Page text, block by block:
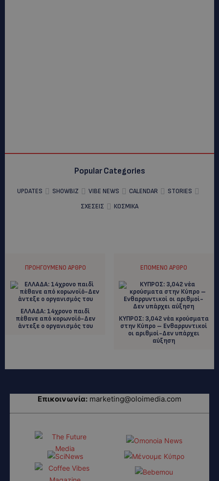
Popular Categories
UPDATES SHOWBIZ VIBE NEWS CALENDAR
STORIES
ΣΧΕΣΕΙΣ
ΚΟΣΜΙΚΑ
ΠΡΟΗΓΟΎΜΕΝΟ ΆΡΘΡΟ
ΕΛΛΑΔΑ: 14χρονο παιδί
πέθανε από κορωνοϊό-Δεν
άντεξε ο οργανισμός του
ΕΠΌΜΕΝΟ ΆΡΘΡΟ
ΚΥΠΡΟΣ: 3,042 νέα κρούσματα
στην Κύπρο – Ενθαρρυντικοί
οι αριθμοί-Δεν υπάρχει
αύξηση
Επικοινωνία: marketing@oloimedia.com